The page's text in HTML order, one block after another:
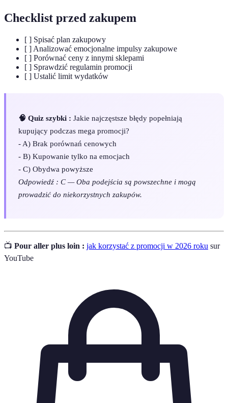
Checklist przed zakupem
[ ] Spisać plan zakupowy
[ ] Analizować emocjonalne impulsy zakupowe
[ ] Porównać ceny z innymi sklepami
[ ] Sprawdzić regulamin promocji
[ ] Ustalić limit wydatków
🧠 Quiz szybki : Jakie najczęstsze błędy popełniają
kupujący podczas mega promocji?
- A) Brak porównań cenowych
- B) Kupowanie tylko na emocjach
- C) Obydwa powyższe
Odpowiedź : C — Oba podejścia są powszechne i mogą
prowadzić do niekorzystnych zakupów.
📺 Pour aller plus loin : jak korzystać z promocji w 2026 roku sur
YouTube